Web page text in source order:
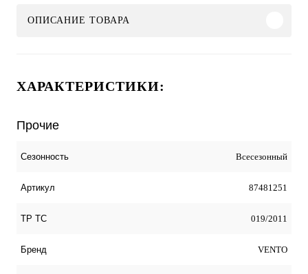
ОПИСАНИЕ ТОВАРА
ХАРАКТЕРИСТИКИ:
Прочие
Сезонность Всесезонный
Артикул 87481251
ТР ТС 019/2011
Бренд VENTO